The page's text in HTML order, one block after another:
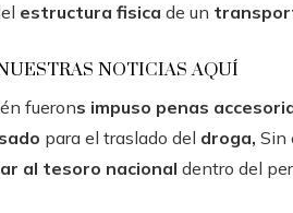
estructura fisica de un
NOTICIAS AQUÍ
fuerons impuso penas
para el traslado del droga, Sin
al tesoro nacional dentro del